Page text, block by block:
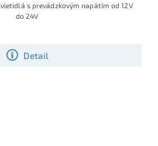
Detail
s prevádzkovým napätím od 12V
do 24V